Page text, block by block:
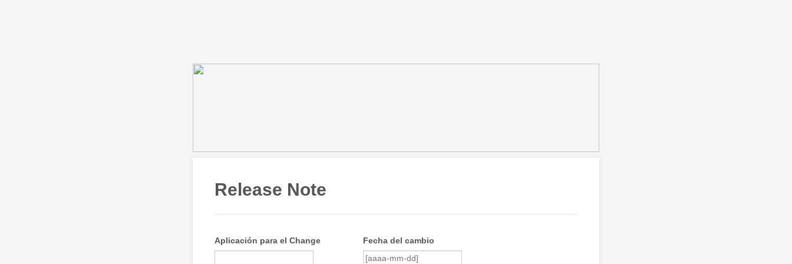
Release Note
Aplicación para el Change Fecha del cambio